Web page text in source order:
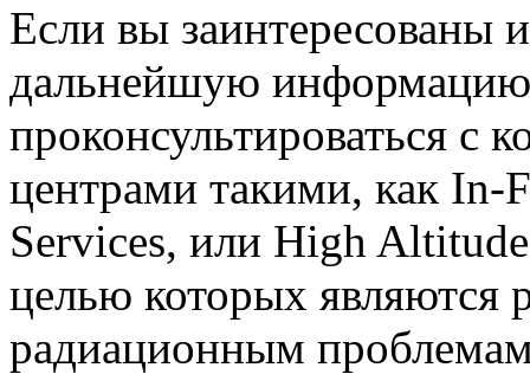
Если вы заинтересованы
дальнейшую
проконсультироваться с
центрами такими, как
Services, или High
целью которых являются
радиационным